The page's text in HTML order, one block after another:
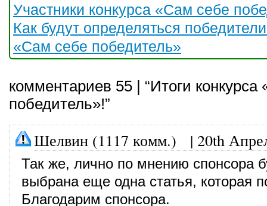
Участники конкурса «Сам себе
Как будут определяться
«Сам себе победитель»
комментариев 55 | “Итоги
победитель»!”
Шелвин (1117 комм.) | 20th
Так же, лично по мнению спонсора
выбрана еще одна статья, которая
Благодарим спонсора.